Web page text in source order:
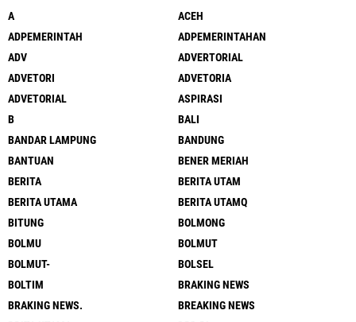
A
ACEH
ADPEMERINTAH
ADPEMERINTAHAN
ADV
ADVERTORIAL
ADVETORI
ADVETORIA
ADVETORIAL
ASPIRASI
B
BALI
BANDAR LAMPUNG
BANDUNG
BANTUAN
BENER MERIAH
BERITA
BERITA UTAM
BERITA UTAMA
BERITA UTAMQ
BITUNG
BOLMONG
BOLMU
BOLMUT
BOLMUT-
BOLSEL
BOLTIM
BRAKING NEWS
BRAKING NEWS.
BREAKING NEWS